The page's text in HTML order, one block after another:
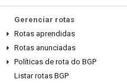
Gerenciar rotas
Rotas aprendidas
Rotas anunciadas
Políticas de rota do BGP
Listar rotas BGP